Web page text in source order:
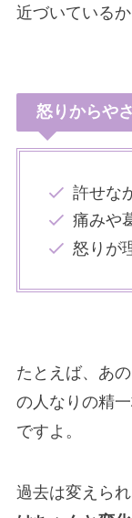
近づいているか
怒りからや
許せな
痛みや
怒りが
たとえば、あ
の人なりの精
ですよ。
過去は変えら